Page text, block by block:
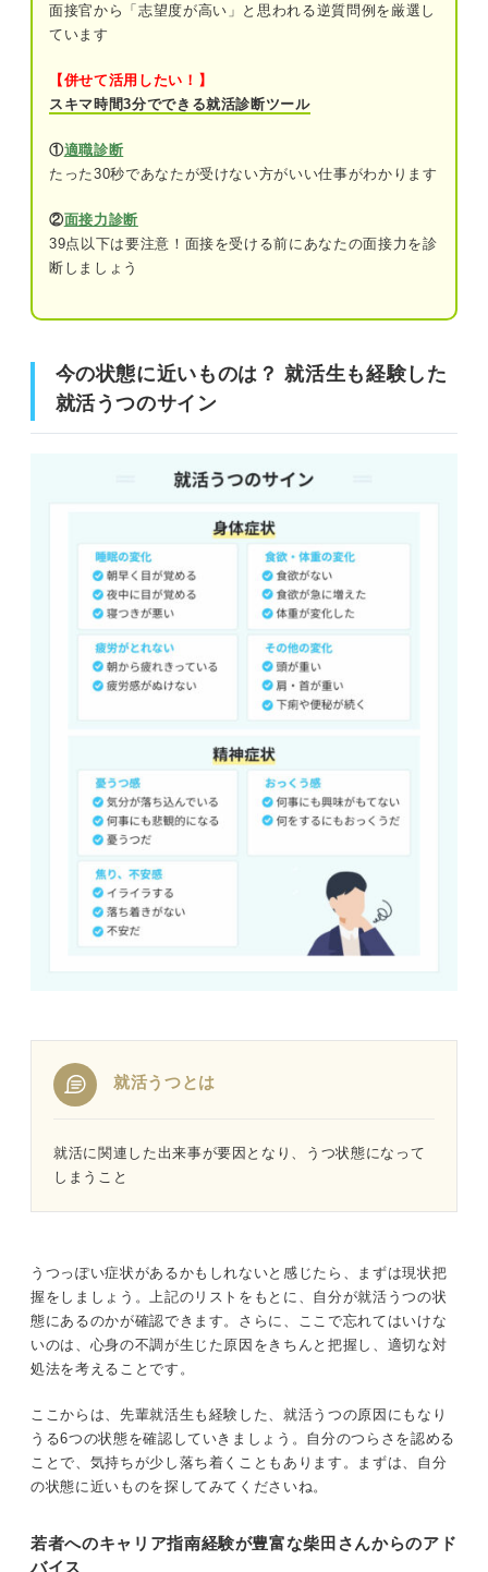
①真面目で責任感が強い
③他人の感情の変化に敏感
就活うつになると就職は難しい？ ストレスを解消
しながら就活を進めよう
就活うつの5つの予防法
に整理する
③忙しくても睡眠時間を確保するように心
④うまくいっていなくても周囲には正直な
就活の状況を伝える
⑤外に出て体を動かす時間を定期的に作る
就活うつにならないために知ってほしい！ 選考結
アピールの仕方を改善してみる
自分にも企業を選ぶ権利があることを忘れ
就活は人生のすべてじゃない！ ほかの道もあるこ
とを覚えておこう
面接官から「志望度が高い」と思われる逆質問例を厳選し
ています
【併せて活用したい！】
スキマ時間3分でできる就活診断ツール
①適職診断
たった30秒であなたが受けない方がいい仕事がわかります
②面接力診断
39点以下は要注意！面接を受ける前にあなたの面接力を診
断しましょう
今の状態に近いものは？ 就活生も経験した
就活うつのサイン
就活うつとは
就活に関連した出来事が要因となり、うつ状態になって
しまうこと
うつっぽい症状があるかもしれないと感じたら、まずは現状把
握をしましょう。上記のリストをもとに、自分が就活うつの状
態にあるのかが確認できます。さらに、ここで忘れてはいけな
いのは、心身の不調が生じた原因をきちんと把握し、適切な対
処法を考えることです。
ここからは、先輩就活生も経験した、就活うつの原因にもなり
うる6つの状態を確認していきましょう。自分のつらさを認める
ことで、気持ちが少し落ち着くこともあります。まずは、自分
の状態に近いものを探してみてくださいね。
若者へのキャリア指南経験が豊富な柴田さんからのアド
バイス
今の状態に近いものは？ 就活生も経験した就活うつのサ
①選考で落とされて自信を失っている
④卒業後のビジョンが見えなくて不安に感じている
就活のプロ直伝！ 先輩就活生も実践したの就活うつの克
学生の誰もが就活うつになる可能性があることを知ってお
②失敗や挫折をした経験がほとんどない
④凝り性で完璧主義
ら就活を進めよう
就活うつの5つの予防法
①就活日記をつけて自分の感情や考えを常に整理する
④うまくいっていなくても周囲には正直な就活の状況を伝える
⑤外に出て体を動かす時間を定期的に作る
向き合い方
さらに良い企業と出会う可能性を信じる
自分にも企業を選ぶ権利があることを忘れない